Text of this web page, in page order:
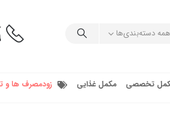
همه دسته‌بندی‌ها
تخصصی مکمل غذایی زودمصرف ها و